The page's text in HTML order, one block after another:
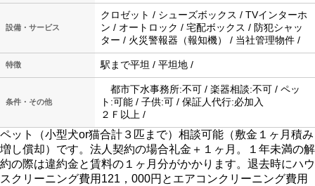
設備・サービス
クロゼット / シューズボックス / TVインターホ
ン / オートロック / 宅配ボックス / 防犯シャッ
ター / 火災警報器（報知機） / 当社管理物件 /
特徴 駅まで平坦 / 平坦地 /
条件・その他
都市下水事務所:不可 / 楽器相談:不可 / ペッ
ト:可能 / 子供:可 / 保証人代行:必加入
２Ｆ以上 /
ペット（小型犬or猫合計３匹まで）相談可能（敷金１ヶ月積み
増し償却）です。法人契約の場合礼金＋１ヶ月。１年未満の解
約の際は違約金と賃料の１ヶ月分がかかります。退去時にハウ
スクリーニング費用121，000円とエアコンクリーニング費用